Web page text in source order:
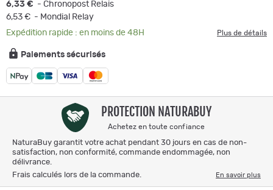
6,33 € - Chronopost Relais
6,53 € - Mondial Relay
Expédition rapide : en moins de 48H
Plus de détails
Paiements sécurisés
PROTECTION NATURABUY
Achetez en toute confiance
NaturaBuy garantit votre achat pendant 30 jours en cas de non-
satisfaction, non conformité, commande endommagée, non
délivrance.
Frais calculés lors de la commande.
En savoir plus